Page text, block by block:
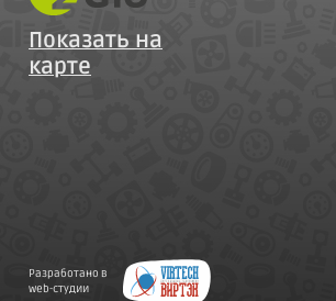
Показать на
карте
Разработано в
web-студии